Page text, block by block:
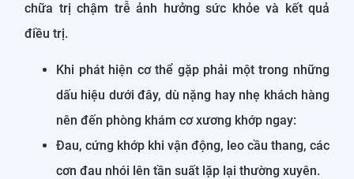
chữa trị chậm trễ ảnh hưởng sức khỏe và kết quả
điều trị.
Khi phát hiện cơ thể gặp phải một trong những
dấu hiệu dưới đây, dù nặng hay nhẹ khách hàng
nên đến phòng khám cơ xương khớp ngay:
Đau, cứng khớp khi vận động, leo cầu thang, các
cơn đau nhói lên tần suất lặp lại thường xuyên.